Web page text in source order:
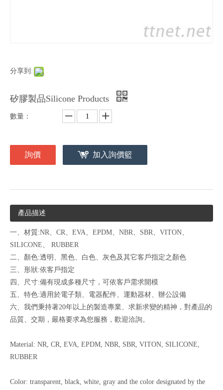
分享到:
矽膠製品Silicone Products
數量：
詢價 加入詢價籃
產品描述
一、材質:NR、CR、EVA、EPDM、NBR、SBR、VITON、
SILICONE、 RUBBER
二、顏色:透明、黑色、白色、灰色及其它客戶指定之顏色
三、形狀:依客戶指定
四、尺寸:備有現成多種尺寸，可依客戶需求開模
五、特色:適用於電子類、電器配件、運動器材、辦公設備
六、我們秉持著20年以上的製造專業、求新求變的精神，對產品的
品質、交期，嚴格要求為您服務，歡迎洽詢。
Material: NR, CR, EVA, EPDM, NBR, SBR, VITON, SILICONE,
RUBBER
Color: transparent, black, white, gray and the color designated by the